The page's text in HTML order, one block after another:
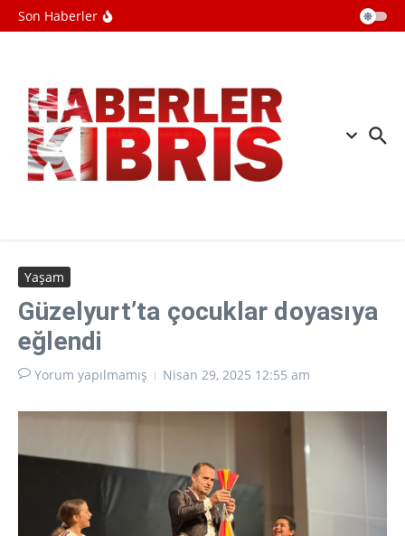
İçeriğe atla
Son Haberler
Hasipoğlu, bazı CTP milletvekillerinin
Milli İradeye Saygı Platformu’ndan
Tarihi Mekke Anlaşmasına Destek
Yaşam
Güzelyurt’ta çocuklar doyasıya
eğlendi
Yorum yapılmamış Nisan 29, 2025 12:55 am